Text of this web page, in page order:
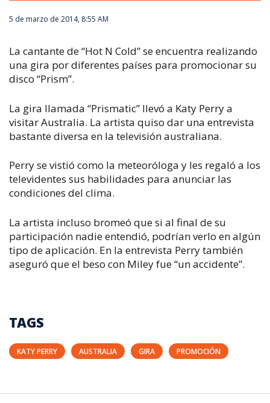
5 de marzo de 2014, 8:55 AM
La cantante de “Hot N Cold” se encuentra realizando
una gira por diferentes países para promocionar su
disco “Prism”.
La gira llamada “Prismatic” llevó a Katy Perry a
visitar Australia. La artista quiso dar una entrevista
bastante diversa en la televisión australiana.
Perry se vistió como la meteoróloga y les regaló a los
televidentes sus habilidades para anunciar las
condiciones del clima.
La artista incluso bromeó que si al final de su
participación nadie entendió, podrían verlo en algún
tipo de aplicación. En la entrevista Perry también
aseguró que el beso con Miley fue “un accidente”.
TAGS
KATY PERRY AUSTRALIA GIRA PROMOCIÓN